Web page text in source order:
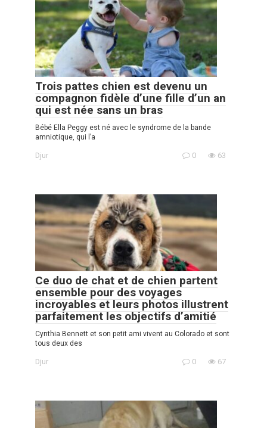
Trois pattes chien est devenu un
compagnon fidèle d’une fille d’un an
qui est née sans un bras
Bébé Ella Peggy est né avec le syndrome de la bande
amniotique, qui l’a
Djur 0 63
Ce duo de chat et de chien partent
ensemble pour des voyages
incroyables et leurs photos illustrent
parfaitement les objectifs d’amitié
Cynthia Bennett et son petit ami vivent au Colorado et sont
tous deux des
Djur 0 67